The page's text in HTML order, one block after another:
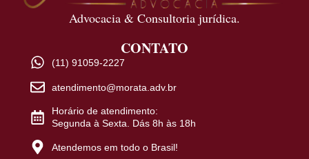
Advocacia & Consultoria jurídica.
CONTATO
(11) 91059-2227
atendimento@morata.adv.br
Horário de atendimento:
Segunda à Sexta. Dás 8h às 18h
Atendemos em todo o Brasil!